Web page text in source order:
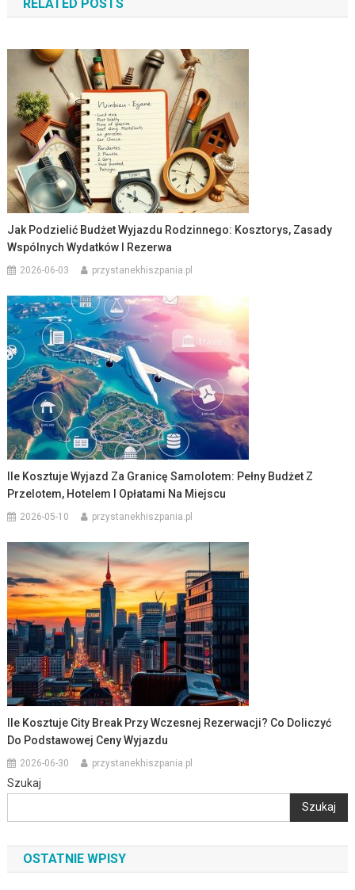
RELATED POSTS
Jak Podzielić Budżet Wyjazdu Rodzinnego: Kosztorys, Zasady
Wspólnych Wydatków I Rezerwa
2026-06-03 przystanekhiszpania.pl
Ile Kosztuje Wyjazd Za Granicę Samolotem: Pełny Budżet Z
Przelotem, Hotelem I Opłatami Na Miejscu
2026-05-10 przystanekhiszpania.pl
Ile Kosztuje City Break Przy Wczesnej Rezerwacji? Co Doliczyć
Do Podstawowej Ceny Wyjazdu
2026-06-30 przystanekhiszpania.pl
Szukaj
Szukaj
OSTATNIE WPISY